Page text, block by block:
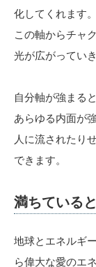
化してくれます。
この軸からチャ
光が広がっていき
自分軸が強まる
あらゆる内面が
人に流されたり
できます。
満ちている
地球とエネルギ
ら偉大な愛のエ